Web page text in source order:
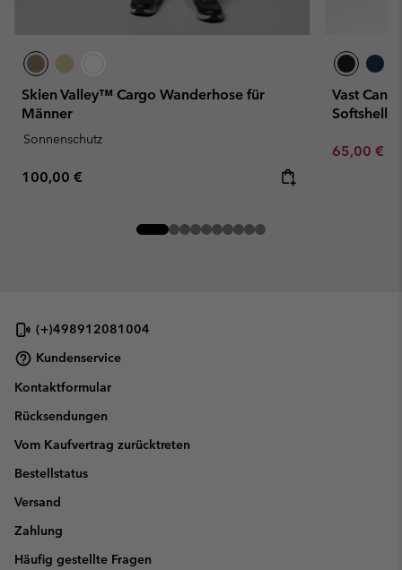
Skien Valley™ Cargo Wanderhose für
Männer
Sonnenschutz
Regular price:
100,00 €
Vast
Softshell
Sale price:
65,00 €
(+)498912081004
Kundenservice
Kontaktformular
Rücksendungen
Vom Kaufvertrag zurücktreten
Bestellstatus
Versand
Zahlung
Häufig gestellte Fragen